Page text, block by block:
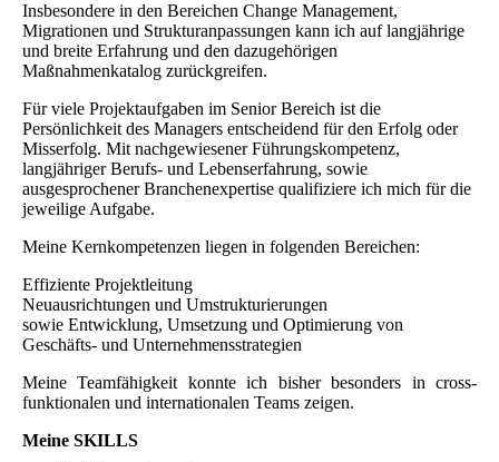
Insbesondere in den Bereichen Change Management,
Migrationen und Strukturanpassungen kann ich auf langjährige
und breite Erfahrung und den dazugehörigen
Maßnahmenkatalog zurückgreifen.
Für viele Projektaufgaben im Senior Bereich ist die
Persönlichkeit des Managers entscheidend für den Erfolg oder
Misserfolg. Mit nachgewiesener Führungskompetenz,
langjähriger Berufs- und Lebenserfahrung, sowie
ausgesprochener Branchenexpertise qualifiziere ich mich für die
jeweilige Aufgabe.
Meine Kernkompetenzen liegen in folgenden Bereichen:
Effiziente Projektleitung
Neuausrichtungen und Umstrukturierungen
sowie Entwicklung, Umsetzung und Optimierung von
Geschäfts- und Unternehmensstrategien
Meine Teamfähigkeit konnte ich bisher besonders in cross-
funktionalen und internationalen Teams zeigen.
Meine SKILLS